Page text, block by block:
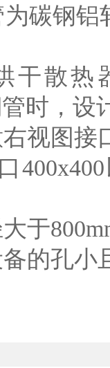
钢铝
热器
时，
图接
孔小